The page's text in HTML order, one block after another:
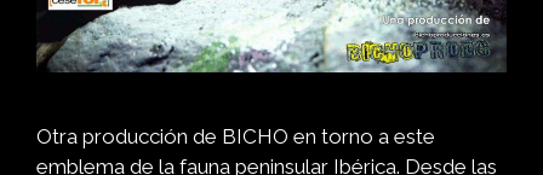
Otra producción de BICHO en torno a este
emblema de la fauna peninsular Ibérica. Desde las